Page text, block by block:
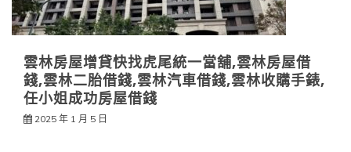
雲林房屋增貸快找虎尾統一當舖,雲林房屋借
錢,雲林二胎借錢,雲林汽車借錢,雲林收購手錶,
任小姐成功房屋借錢
2025 年 1 月 5 日